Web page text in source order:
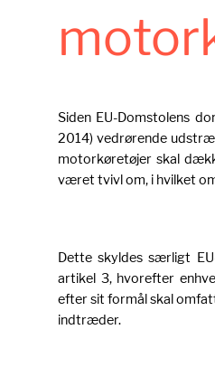
Siden EU-Domstolens
2014) vedrørende
motorkøretøjer skal
været tvivl om, i hvilket
Dette skyldes særligt
artikel 3, hvorefter
efter sit formål skal
indtræder.